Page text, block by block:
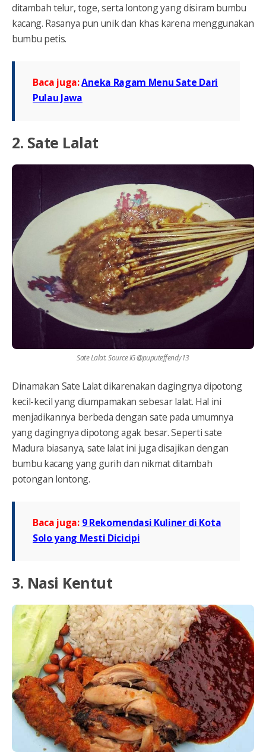
ditambah telur, toge, serta lontong yang disiram bumbu
kacang. Rasanya pun unik dan khas karena menggunakan
bumbu petis.
Baca juga:Aneka Ragam Menu Sate Dari
Pulau Jawa
2. Sate Lalat
Sate Lalat. Source IG @puputeffendy13
Dinamakan Sate Lalat dikarenakan dagingnya dipotong
kecil-kecil yang diumpamakan sebesar lalat. Hal ini
menjadikannya berbeda dengan sate pada umumnya
yang dagingnya dipotong agak besar. Seperti sate
Madura biasanya, sate lalat ini juga disajikan dengan
bumbu kacang yang gurih dan nikmat ditambah
potongan lontong.
Baca juga: 9 Rekomendasi Kuliner di Kota
Solo yang Mesti Dicicipi
3. Nasi Kentut